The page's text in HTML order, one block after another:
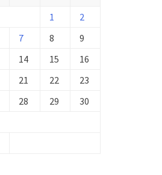
1
2
7 8
9
14 15
16
21 22
23
28 29
30